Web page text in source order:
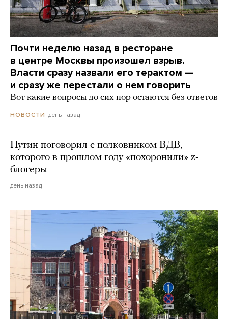
Почти неделю назад в ресторане
в центре Москвы произошел взрыв.
Власти сразу назвали его терактом —
и сразу же перестали о нем говорить
Вот какие вопросы до сих пор остаются без ответов
НОВОСТИ день назад
Путин поговорил с полковником ВДВ,
которого в прошлом году «похоронили» z-
блогеры
день назад